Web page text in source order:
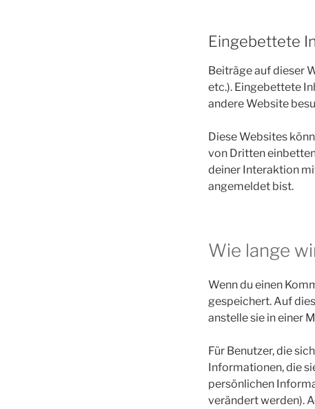
Eingebettete
Beiträge auf dieser
etc.). Eingebettete
andere Website
Diese Websites
von Dritten
deiner Interaktion
angemeldet bist.
Wie lange
Wenn du einen
gespeichert. Auf
anstelle sie in einer
Für Benutzer, die
Informationen, die
persönlichen
verändert werden).